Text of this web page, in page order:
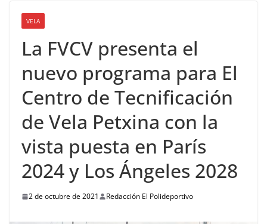
VELA
La FVCV presenta el
nuevo programa para El
Centro de Tecnificación
de Vela Petxina con la
vista puesta en París
2024 y Los Ángeles 2028
2 de octubre de 2021 Redacción El Polideportivo